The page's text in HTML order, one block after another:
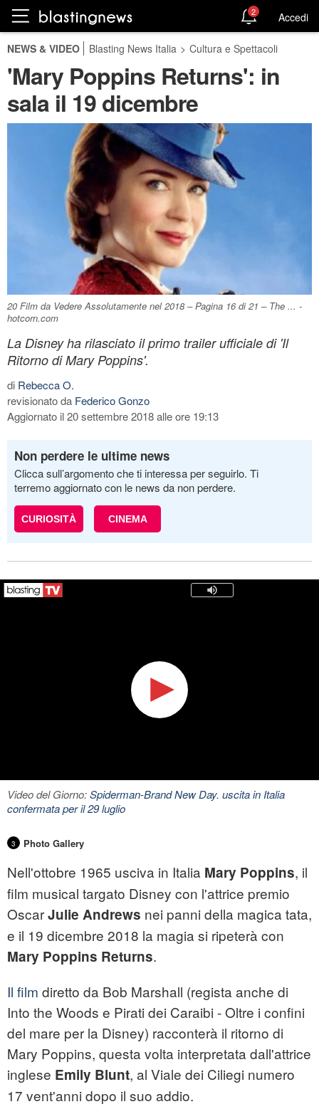
2 Accedi
NEWS & VIDEO Blasting News Italia > Cultura e Spettacoli
'Mary Poppins Returns': in
sala il 19 dicembre
20 Film da Vedere Assolutamente nel 2018 – Pagina 16 di 21 – The ... -
hotcorn.com
La Disney ha rilasciato il primo trailer ufficiale di 'Il
Ritorno di Mary Poppins'.
di Rebecca O.
revisionato da Federico Gonzo
Aggiornato il 20 settembre 2018 alle ore 19:13
Non perdere le ultime news
Clicca sull’argomento che ti interessa per seguirlo. Ti
terremo aggiornato con le news da non perdere.
CURIOSITÀ CINEMA
Video del Giorno:Spiderman-Brand New Day. uscita in Italia
confermata per il 29 luglio
3 Photo Gallery
Nell'ottobre 1965 usciva in Italia Mary Poppins, il
film musical targato Disney con l'attrice premio
OscarJulie Andrews nei panni della magica tata,
e il 19 dicembre 2018 la magia si ripeterà con
Mary Poppins Returns.
Il film diretto da Bob Marshall (regista anche di
Into the Woods e Pirati dei Caraibi - Oltre i confini
del mare per la Disney) racconterà il ritorno di
Mary Poppins, questa volta interpretata dall'attrice
inglese Emily Blunt, al Viale dei Ciliegi numero
17 vent'anni dopo il suo addio.